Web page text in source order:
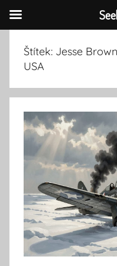
obsahu
Štítek: Jesse
USA